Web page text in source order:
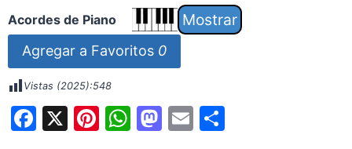
Acordes de Piano
Agregar a Favoritos 0
Vistas (2025):548
F X Pi W M E S